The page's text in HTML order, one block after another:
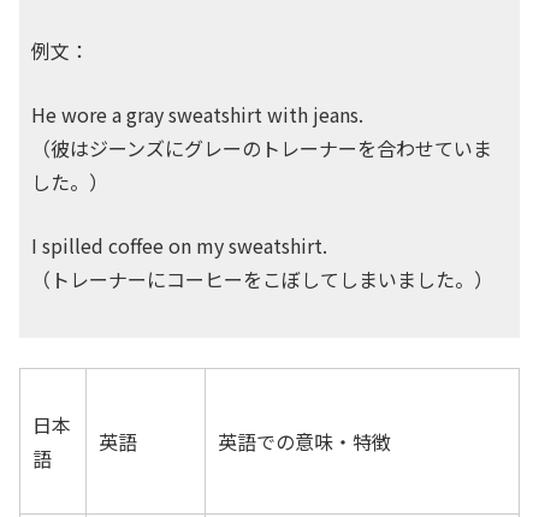
例文：
He wore a gray sweatshirt with jeans.
（彼はジーンズにグレーのトレーナーを合わせていま
した。）
I spilled coffee on my sweatshirt.
（トレーナーにコーヒーをこぼしてしまいました。）
日本
語
英語 英語での意味・特徴